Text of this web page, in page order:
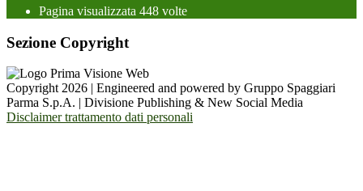
Pagina visualizzata 448 volte
Sezione Copyright
Copyright 2026 | Engineered and powered by Gruppo Spaggiari
Parma S.p.A. | Divisione Publishing & New Social Media
Disclaimer trattamento dati personali